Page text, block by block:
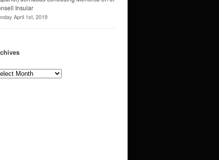
Insular
April 1st, 2019